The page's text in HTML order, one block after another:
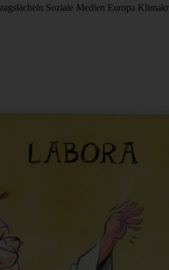
Soziale Medien Europa